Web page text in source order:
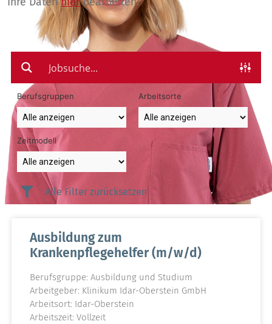
Berufsgruppen Arbeitsorte
Zeitmodell
Alle Filter zurücksetzen
Ausbildung zum
Krankenpflegehelfer (m/w/d)
Berufsgruppe: Ausbildung und Studium
Arbeitgeber: Klinikum Idar-Oberstein GmbH
Arbeitsort: Idar-Oberstein
Arbeitszeit: Vollzeit